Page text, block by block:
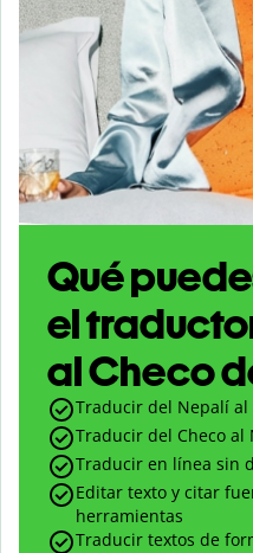
Qué
el
al Checo
Traducir del Nepalí al
Traducir del Checo al
Traducir en línea sin
Editar texto y citar
herramientas
Traducir textos de